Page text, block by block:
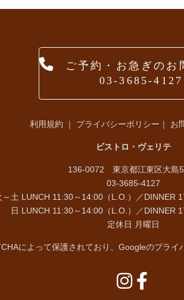
ご予約・お急ぎのお
03-3685-4127
利用規約 ｜ プライバシーポリシー ｜ お
ビストロ・ヴェリテ
136-0072 東京都江東区大島
03-3685-4127
～土 LUNCH 11:30～14:00（L.O.）／DINNER
LUNCH 11:30～14:00（L.O.）／DINNER
定休日 月曜日
によって保護されており、Googleのプライ